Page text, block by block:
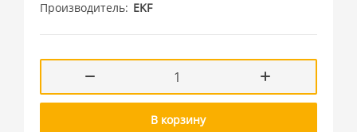
Производитель EKF
В корзину